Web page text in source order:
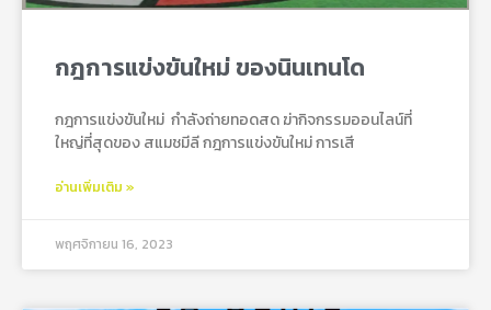
กฎการแข่งขันใหม่ ของนินเทนโด
กฎการแข่งขันใหม่ กําลังถ่ายทอดสด ฆ่ากิจกรรมออนไลน์ที่
ใหญ่ที่สุดของ สแมชมีลี กฎการแข่งขันใหม่ การเสี
อ่านเพิ่มเติม »
พฤศจิกายน 16, 2023